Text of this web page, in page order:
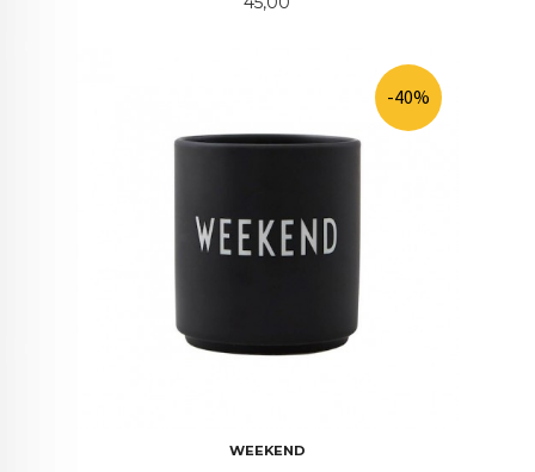
WEEKEND
-40%